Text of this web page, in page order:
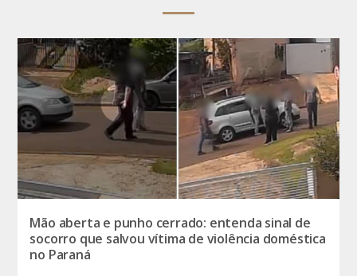
Mão aberta e punho cerrado: entenda sinal de
socorro que salvou vítima de violência doméstica
no Paraná